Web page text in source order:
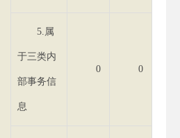
5.属
于三类内
部事务信
息
0 0